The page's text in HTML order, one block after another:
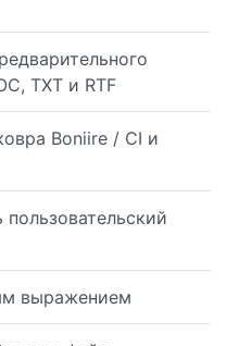
TXT и RTF
Boniire / CI и
выражением